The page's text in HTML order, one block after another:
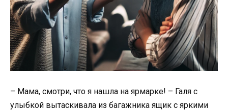
– Мама, смотри, что я нашла на ярмарке! – Галя с
улыбкой вытаскивала из багажника ящик с яркими